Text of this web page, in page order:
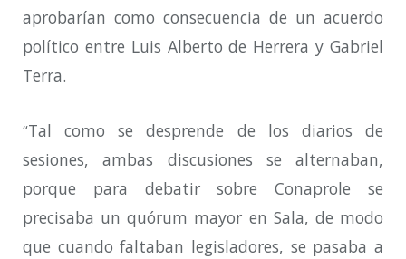
aprobarían como consecuencia de un acuerdo
político entre Luis Alberto de Herrera y Gabriel
Terra.
“Tal como se desprende de los diarios de
sesiones, ambas discusiones se alternaban,
porque para debatir sobre Conaprole se
precisaba un quórum mayor en Sala, de modo
que cuando faltaban legisladores, se pasaba a